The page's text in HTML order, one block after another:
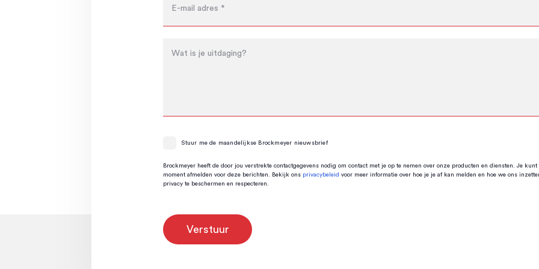
Stuur me de maandelijkse Brockmeyer nieuwsbrief
Brockmeyer heeft de door jou verstrekte contactgegevens nodig om contact met je op te nemen over onze producten en diensten. Je kunt
moment afmelden voor deze berichten. Bekijk ons privacybeleid voor meer informatie over hoe je je af kan melden en hoe we ons
privacy te beschermen en respecteren.